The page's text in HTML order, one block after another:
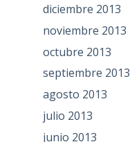
diciembre 2013
noviembre 2013
octubre 2013
septiembre 2013
agosto 2013
julio 2013
junio 2013